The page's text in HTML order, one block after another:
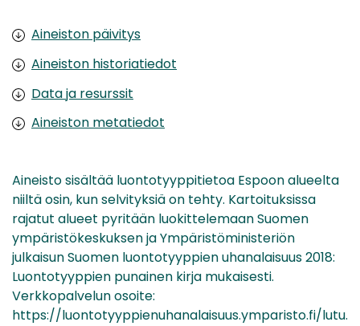
Aineiston päivitys
Aineiston historiatiedot
Data ja resurssit
Aineiston metatiedot
Aineisto sisältää luontotyyppitietoa Espoon alueelta
niiltä osin, kun selvityksiä on tehty. Kartoituksissa
rajatut alueet pyritään luokittelemaan Suomen
ympäristökeskuksen ja Ympäristöministeriön
julkaisun Suomen luontotyyppien uhanalaisuus 2018:
Luontotyyppien punainen kirja mukaisesti.
Verkkopalvelun osoite:
https://luontotyyppienuhanalaisuus.ymparisto.fi/lutu.